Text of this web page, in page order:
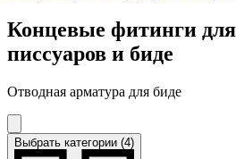
Концевые фитинги для
писсуаров и биде
Отводная арматура для биде
Выбрать категории (4)